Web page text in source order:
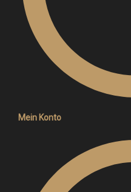
Mein Konto